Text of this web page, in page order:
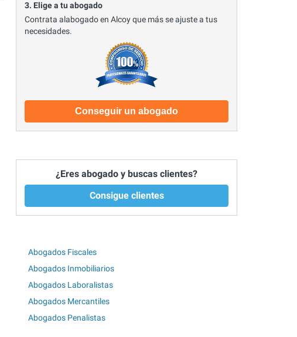
3. Elige a tu abogado
Contrata alabogado en Alcoy que más se ajuste a tus
necesidades.
Conseguir un abogado
¿Eres abogado y buscas clientes?
Consigue clientes
Abogados Fiscales
Abogados Inmobiliarios
Abogados Laboralistas
Abogados Mercantiles
Abogados Penalistas